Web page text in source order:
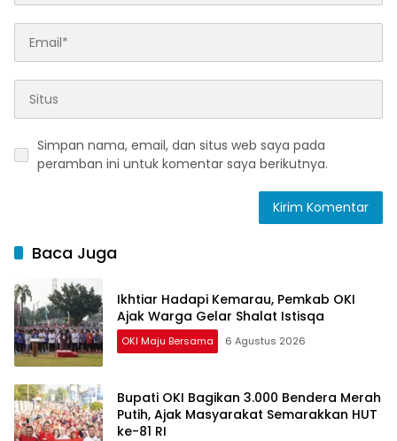
Simpan nama, email, dan situs web saya pada
peramban ini untuk komentar saya berikutnya.
Baca Juga
Ikhtiar Hadapi Kemarau, Pemkab OKI
Ajak Warga Gelar Shalat Istisqa
OKI Maju Bersama 6 Agustus 2026
Bupati OKI Bagikan 3.000 Bendera Merah
Putih, Ajak Masyarakat Semarakkan HUT
ke-81 RI